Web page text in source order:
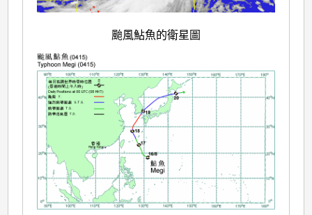
颱風鮎魚的衛星圖